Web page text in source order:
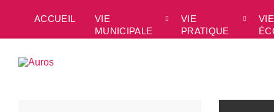
sidebar
ACCUEIL
VIE
MUNICIPALE
VIE
PRATIQUE
VIE